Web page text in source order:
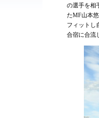
の選手を相
たMF山本
フィットし
合宿に合流